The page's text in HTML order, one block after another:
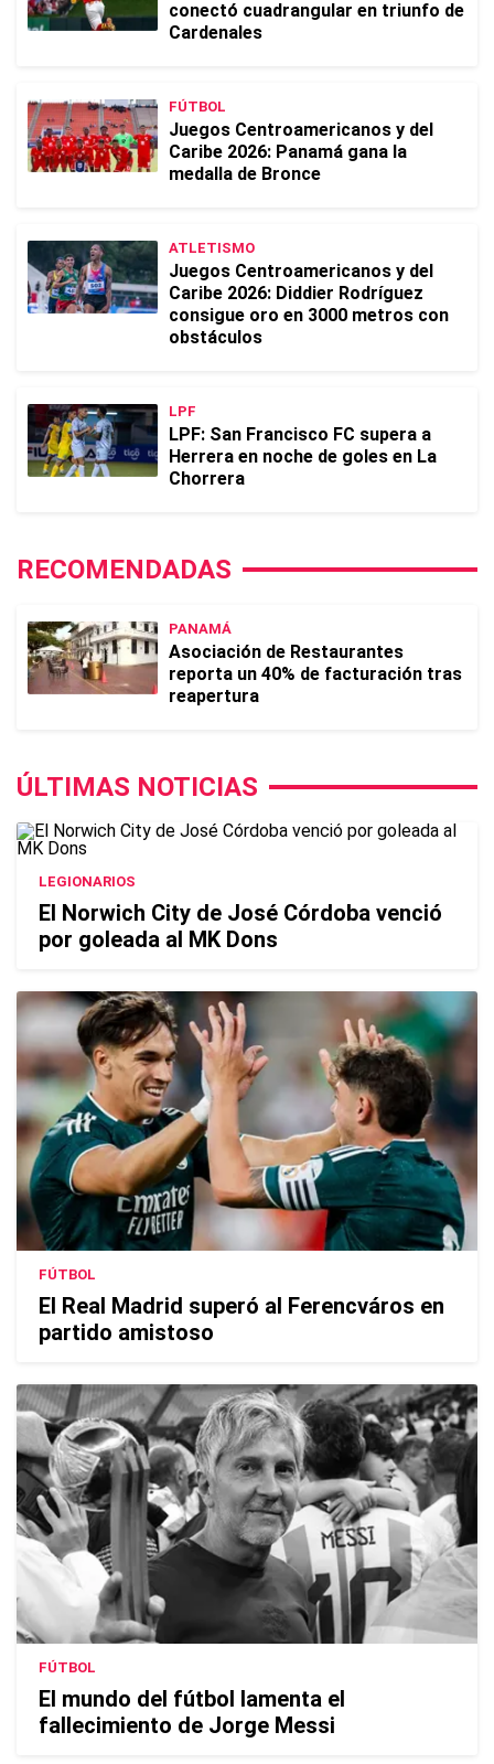
conectó cuadrangular en triunfo de
Cardenales
FÚTBOL
Juegos Centroamericanos y del
Caribe 2026: Panamá gana la
medalla de Bronce
ATLETISMO
Juegos Centroamericanos y del
Caribe 2026: Diddier Rodríguez
consigue oro en 3000 metros con
obstáculos
LPF
LPF: San Francisco FC supera a
Herrera en noche de goles en La
Chorrera
RECOMENDADAS
PANAMÁ
Asociación de Restaurantes
reporta un 40% de facturación tras
reapertura
ÚLTIMAS NOTICIAS
LEGIONARIOS
El Norwich City de José Córdoba venció
por goleada al MK Dons
FÚTBOL
El Real Madrid superó al Ferencváros en
partido amistoso
FÚTBOL
El mundo del fútbol lamenta el
fallecimiento de Jorge Messi